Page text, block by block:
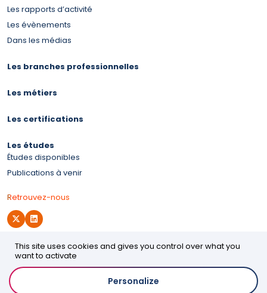
Les rapports d’activité
Les évènements
Dans les médias
Les branches professionnelles
Les métiers
Les certifications
Les études
Études disponibles
Publications à venir
Retrouvez-nous
Site d'OPCO 2i
This site uses cookies and gives you control over what you
want to activate
Personalize